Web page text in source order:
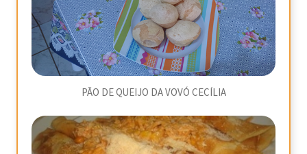
PÃO DE QUEIJO DA VOVÓ CECÍLIA